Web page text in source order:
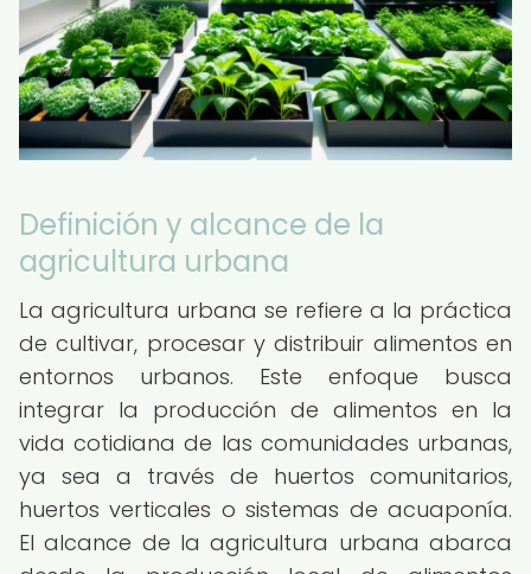
Definición y alcance de la
agricultura urbana
La agricultura urbana se refiere a la práctica
de cultivar, procesar y distribuir alimentos en
entornos urbanos. Este enfoque busca
integrar la producción de alimentos en la
vida cotidiana de las comunidades urbanas,
ya sea a través de huertos comunitarios,
huertos verticales o sistemas de acuaponía.
El alcance de la agricultura urbana abarca